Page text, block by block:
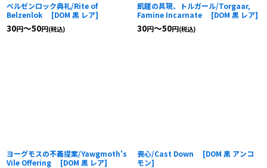
ベルゼンロック典礼/Rite of
Belzenlok
[DOM 黒 レア]
30円～50円(税込)
飢饉の具現、トルガール/Torgaar,
Famine Incarnate
[DOM 黒 レア]
30円～50円(税込)
ヨーグモスの不義提案/Yawgmoth's
Vile Offering
[DOM 黒 レア]
喪心/Cast Down [DOM 黒 アンコ
モン]